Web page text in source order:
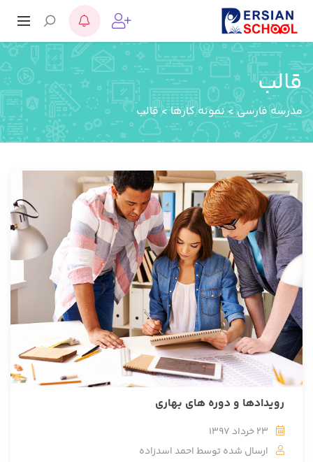
قالب
مدرسه فارسی>نمونه کارها>قالب
رویدادها و دوره های بهاری
23 خرداد 1397
ارسال شده توسط احمد اسدزاده